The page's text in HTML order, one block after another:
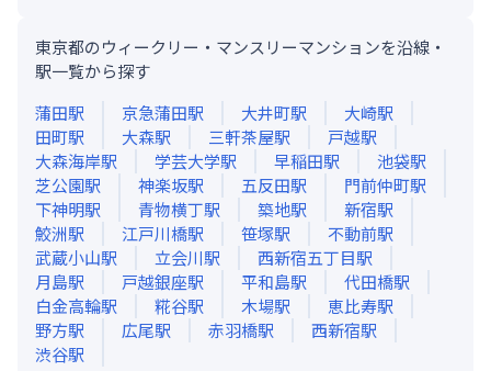
東京都のウィークリー・マンスリーマンションを沿線・
駅一覧から探す
蒲田駅 京急蒲田駅 大井町駅 大崎駅
田町駅 大森駅 三軒茶屋駅 戸越駅
大森海岸駅 学芸大学駅 早稲田駅 池袋駅
芝公園駅 神楽坂駅 五反田駅 門前仲町駅
下神明駅 青物横丁駅 築地駅 新宿駅
鮫洲駅 江戸川橋駅 笹塚駅 不動前駅
武蔵小山駅 立会川駅 西新宿五丁目駅
月島駅 戸越銀座駅 平和島駅 代田橋駅
白金高輪駅 糀谷駅 木場駅 恵比寿駅
野方駅 広尾駅 赤羽橋駅 西新宿駅
渋谷駅